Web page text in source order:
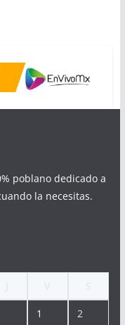
poblano dedicado a
la necesitas.
1 2